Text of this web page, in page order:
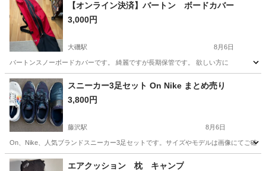
【オンライン決済】バートン ボードカバー
3,000円
大磯駅 8月6日
バートンスノーボードカバーです。 綺麗ですが長期保管です。 欲しい方に
神奈川 中郡 スノーボード バートン
スニーカー3足セット On Nike まとめ売り
3,800円
藤沢駅 8月6日
On、Nike、人気ブランドスニーカー3足セットです。サイズやモデルは画像にてご確
神奈川 藤沢市 藤沢駅 フィットネス、トレーニング
エアクッション 枕 キャンプ